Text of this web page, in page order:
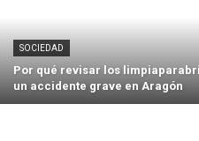
SOCIEDAD
Por qué revisar los
un accidente grave en Aragón